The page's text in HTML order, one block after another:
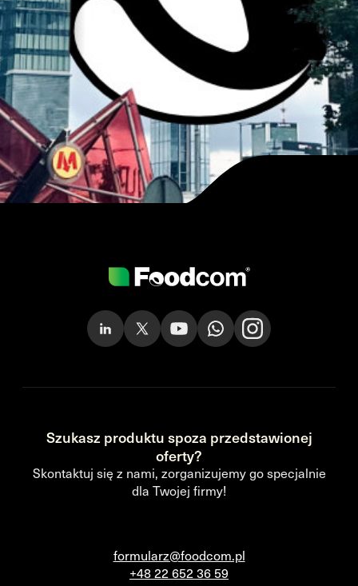
Szukasz produktu spoza przedstawionej
oferty?
Skontaktuj się z nami, zorganizujemy go specjalnie
dla Twojej firmy!
formularz@foodcom.pl
+48 22 652 36 59